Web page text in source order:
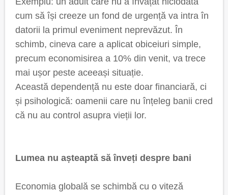
cum să își creeze un fond de urgență va intra în
datorii la primul eveniment neprevăzut. În
schimb, cineva care a aplicat obiceiuri simple,
precum economisirea a 10% din venit, va trece
mai ușor peste aceeași situație.
Această dependență nu este doar financiară, ci
și psihologică: oamenii care nu înțeleg banii cred
că nu au control asupra vieții lor.
Lumea nu așteaptă să înveți despre bani
Economia globală se schimbă cu o viteză